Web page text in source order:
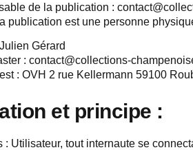
de la publication :
publication est une personne
Gérard
: contact@collections-
: OVH 2 rue Kellermann 59100
et principe :
: Utilisateur, tout internaute se